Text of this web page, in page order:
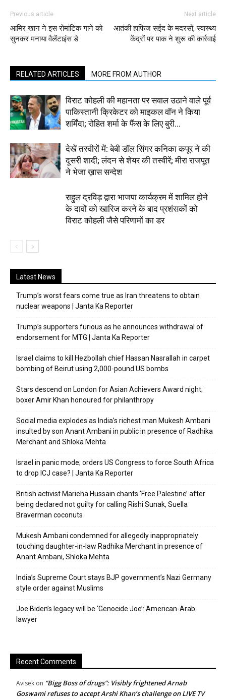
Previous article
आमिर खान ने इस रोमांटिक गाने को
सुनकर मनाया वैलेंटाइंस डे
Next article
आतंकी हाफिज सईद के मदरसों, स्वास्थ्य
केंद्रों पर पाक ने शुरू की कार्रवाई
RELATED ARTICLES MORE FROM AUTHOR
विराट कोहली की महानता पर सवाल उठाने वाले पूर्व
पाकिस्तानी क्रिकेटर को माइकल वॉन ने किया
शर्मिंदा; रोहित शर्मा के फैंस के लिए बुरी...
देखें तस्वीरों में: बेबी डॉल सिंगर कनिका कपूर ने की
दूसरी शादी; लंदन से शेयर की तस्वीरें; मीरा राजपूत
ने भेजा ख़ास सन्देश
राहुल द्रविड़ द्वारा भाजपा कार्यक्रम में शामिल होने
के दावों को खारिज करने के बाद प्रशंसकों को
विराट कोहली जैसे परिणामों का डर
Latest News
Trump’s worst fears come true as Iran threatens to obtain
nuclear weapons | Janta Ka Reporter
Trump’s supporters furious as he announces withdrawal of
endorsement for MTG | Janta Ka Reporter
Israel claims to kill Hezbollah chief Hassan Nasrallah in carpet
bombing of Beirut using 2,000-pound US bombs
Stars descend on London for Asian Achievers Award night;
boxer Amir Khan honoured for philanthropy
Social media explodes as India’s richest man Mukesh Ambani
insulted by son Anant Ambani in public in presence of Radhika
Merchant and Shloka Mehta
Israel in panic mode; orders US Congress to force South Africa
to drop ICJ case? | Janta Ka Reporter
British activist Marieha Hussain chants ‘Free Palestine’ after
being declared not guilty for calling Rishi Sunak, Suella
Braverman coconuts
Mukesh Ambani condemned for allegedly inappropriately
touching daughter-in-law Radhika Merchant in presence of
Anant Ambani, Shloka Mehta
India’s Supreme Court stays BJP government’s Nazi Germany
style order against Muslims
Joe Biden’s legacy will be ‘Genocide Joe’: American-Arab
lawyer
Recent Comments
Avisek on “Bigg Boss of drugs”: Visibly frightened Arnab
Goswami refuses to accept Arshi Khan’s challenge on LIVE TV